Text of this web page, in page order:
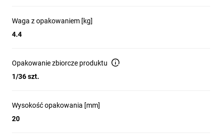
Waga z opakowaniem [kg]
4.4
Opakowanie zbiorcze produktu
1/36 szt.
Wysokość opakowania [mm]
20